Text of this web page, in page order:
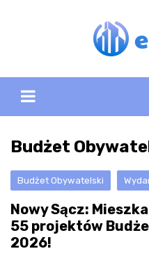
Budżet
Budżet Obywatelski
Nowy Sącz:
55 projektów
2026!